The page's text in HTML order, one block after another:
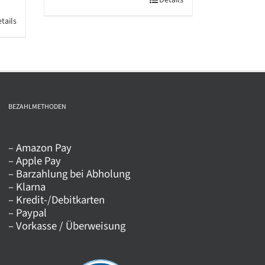
Optionen
auf
der
Produktseite
gewählt
BEZAHLMETHODEN
– Amazon Pay
– Apple Pay
– Barzahlung bei Abholung
– Klarna
– Kredit-/Debitkarten
– Paypal
– Vorkasse / Überweisung